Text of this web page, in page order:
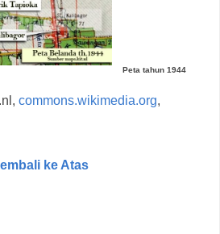
Peta tahun 1944
commons.wikimedia.org,
ke Atas